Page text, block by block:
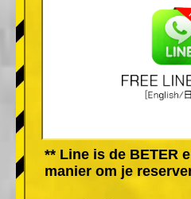
** Line is de BETER
manier om je